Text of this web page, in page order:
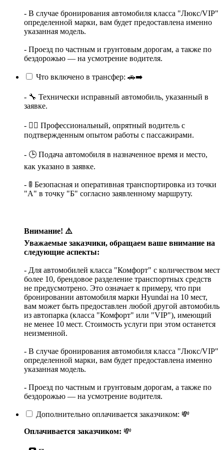
- В случае бронирования автомобиля класса "Люкс/VIP"
определенной марки, вам будет предоставлена именно
указанная модель.
- Проезд по частным и грунтовым дорогам, а также по
бездорожью — на усмотрение водителя.
Что включено в трансфер: 🚗➡️
- 🔧 Технически исправный автомобиль, указанный в
заявке.
- 👨‍✈️ Профессиональный, опрятный водитель с
подтвержденным опытом работы с пассажирами.
- 🕒 Подача автомобиля в назначенное время и место,
как указано в заявке.
- 🚦 Безопасная и оперативная транспортировка из точки
"А" в точку "Б" согласно заявленному маршруту.
Внимание! ⚠️
Уважаемые заказчики, обращаем ваше внимание на
следующие аспекты:
- Для автомобилей класса "Комфорт" с количеством мест
более 10, брендовое разделение транспортных средств
не предусмотрено. Это означает к примеру, что при
бронировании автомобиля марки Hyundai на 10 мест,
вам может быть предоставлен любой другой автомобиль
из автопарка (класса "Комфорт" или "VIP"), имеющий
не менее 10 мест. Стоимость услуги при этом останется
неизменной.
- В случае бронирования автомобиля класса "Люкс/VIP"
определенной марки, вам будет предоставлена именно
указанная модель.
- Проезд по частным и грунтовым дорогам, а также по
бездорожью — на усмотрение водителя.
Дополнительно оплачивается заказчиком: 💸
Оплачивается заказчиком: 💸